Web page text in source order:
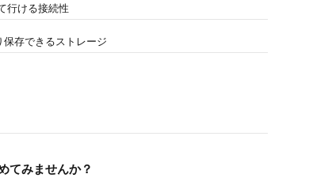
行ける接続性
保存できるストレージ
てみませんか？